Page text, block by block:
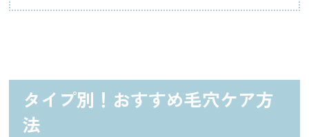
タイプ別！おすすめ毛穴ケア方
法